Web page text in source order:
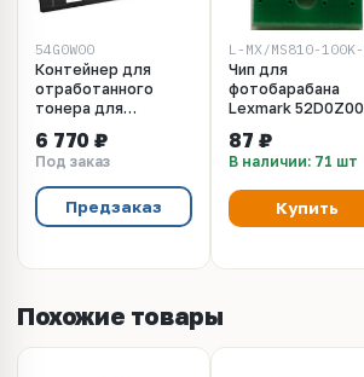
54G0W00
Контейнер для
отработанного
тонера для
MX911de, MX910de,
MX912de,
MX910dxe, MS911de.
Ресурс 90000 стр
(54G0W00)
6 770 ₽
Под заказ
Предзаказ
Чип для
фотобарабана
Lexmark 52D0Z00
MX/MS711,
MX/MS810,
MX/MS811,
MX/MS812. Ресурс
100K (DRUM UNIT
87 ₽
В наличии: 71 шт
Купить
Похожие товары